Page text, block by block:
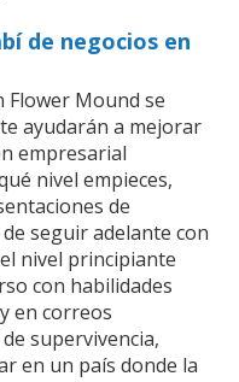
de negocios en
Flower Mound se
ayudarán a mejorar
empresarial
nivel empieces,
de
seguir adelante con
nivel principiante
con habilidades
en correos
supervivencia,
en un país donde la